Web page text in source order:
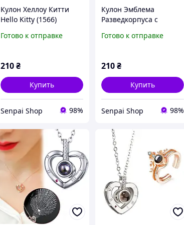
Кулон Хеллоу Китти
Hello Kitty (1566)
Готово к отправке
210₴
Купить
Senpai Shop 98%
Кулон Эмблема
Разведкорпуса с
титанов Attack on Titan
Готово к отправке
210₴
Купить
Senpai Shop 98%